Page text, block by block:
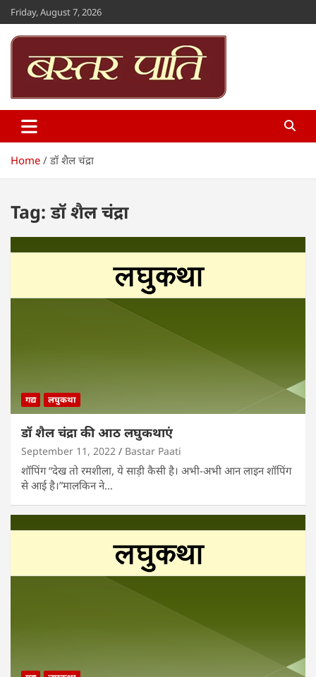
Skip
to
content
Friday, August 7, 2026
Bastar Paati
Home डॉ शैल चंद्रा
Tag:डॉ शैल चंद्रा
गद्य लघुकथा
डॉ शैल चंद्रा की आठ लघुकथाएं
September 11, 2022 Bastar Paati
शॉपिंग “देख तो रमशीला, ये साड़ी कैसी है। अभी-अभी आन लाइन शॉपिंग
से आई है।”मालकिन ने…